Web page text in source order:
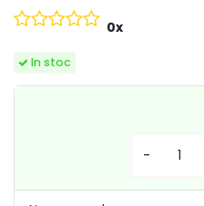
In stoc
0x
-